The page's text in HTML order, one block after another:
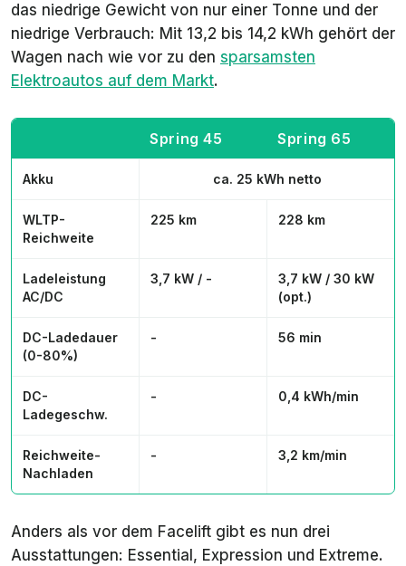
das niedrige Gewicht von nur einer Tonne und der
niedrige Verbrauch: Mit 13,2 bis 14,2 kWh gehört der
Wagen nach wie vor zu den sparsamsten
Elektroautos auf dem Markt.
Spring 45 Spring 65
Akku ca. 25 kWh netto
WLTP-
Reichweite
225 km 228 km
Ladeleistung
AC/DC
3,7 kW / -
3,7 kW / 30 kW
(opt.)
DC-Ladedauer
(0-80%)
- 56 min
DC-
Ladegeschw.
- 0,4 kWh/min
Reichweite-
Nachladen
- 3,2 km/min
Anders als vor dem Facelift gibt es nun drei
Ausstattungen: Essential, Expression und Extreme.